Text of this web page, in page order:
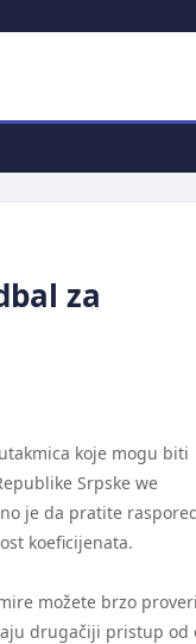
za
koje mogu biti
Srpske we
je da pratite
koeficijenata.
možete brzo
drugačiji pristup od